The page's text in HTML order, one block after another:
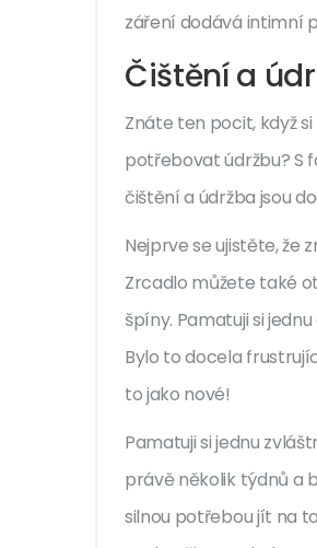
záření dodává intimní
Čištění a
Znáte ten pocit, když
potřebovat údržbu? S
čištění a údržba jsou
Nejprve se ujistěte, že
Zrcadlo můžete také
špíny. Pamatuji si
Bylo to docela
to jako nové!
Pamatuji si jednu
právě několik týdnů a
silnou potřebou jít na